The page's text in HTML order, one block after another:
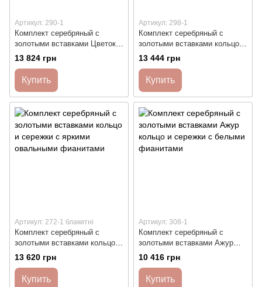
Артикул: 290-1
Комплект серебряный с
золотыми вставками Цветок
кольцо и серьги с цветными
фианитами
13 824 грн
Купить
Артикул: 298-1
Комплект серебряный с
золотыми вставками кольцо и
сережки с фианитами разного
13 444 грн
Купить
Артикул: 272-1 блакитні
Комплект серебряный с
золотыми вставками кольцо и
сережки с яркими овальными
фианитами
13 620 грн
Купить
Артикул: 308-1
Комплект серебряный с
золотыми вставками Ажур
кольцо и сережки с белыми
фианитами
10 416 грн
Купить